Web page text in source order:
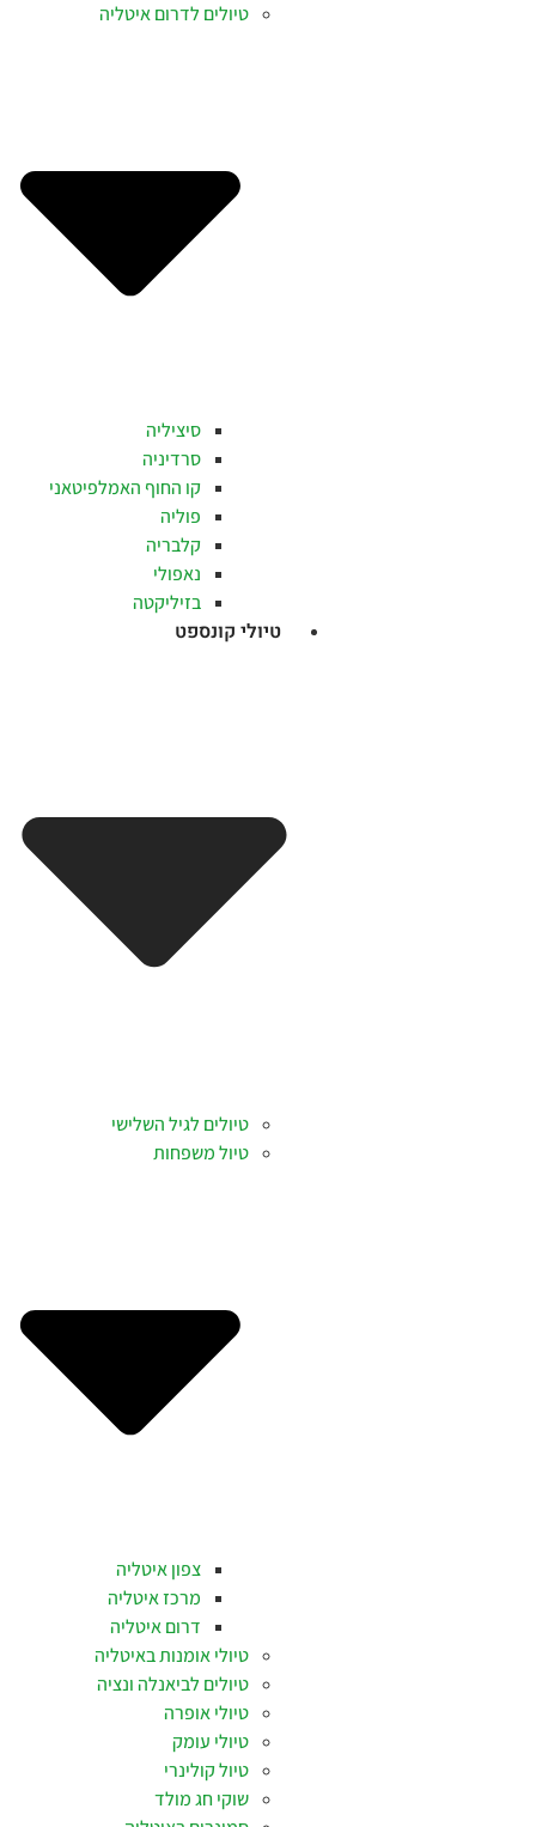
טיולים לדרום איטליה
סיציליה
סרדיניה
קו החוף האמלפיטאני
פוליה
קלבריה
נאפולי
בזיליקטה
טיולי קונספט
טיולים לגיל השלישי
טיול משפחות
צפון איטליה
מרכז איטליה
דרום איטליה
טיולי אומנות באיטליה
טיולים לביאנלה ונציה
טיולי אופרה
טיולי עומק
טיול קולינרי
שוקי חג מולד